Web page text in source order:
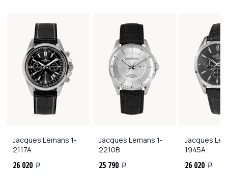
Jacques Lemans 1-
2117A
26 020 i
Jacques Lemans 1-
2210B
25 790 i
Jacques
1945A
26 020 i